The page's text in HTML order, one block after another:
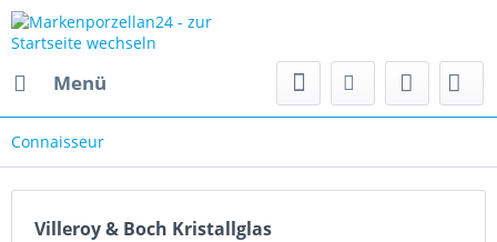
Menü
Connaisseur
Villeroy & Boch Kristallglas